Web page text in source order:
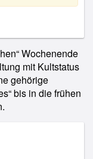
Wochenende
mit Kultstatus
gehörige
bis in die frühen